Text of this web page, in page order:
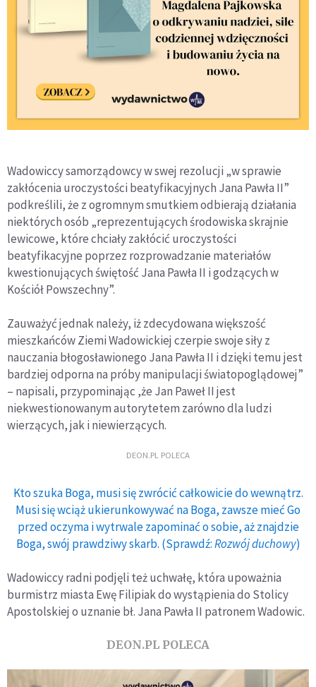
Wadowiccy samorządowcy w swej rezolucji „w sprawie
zakłócenia uroczystości beatyfikacyjnych Jana Pawła II”
podkreślili, że z ogromnym smutkiem odbierają działania
niektórych osób „reprezentujących środowiska skrajnie
lewicowe, które chciały zakłócić uroczystości
beatyfikacyjne poprzez rozprowadzanie materiałów
kwestionujących świętość Jana Pawła II i godzących w
Kościół Powszechny”.
Zauważyć jednak należy, iż zdecydowana większość
mieszkańców Ziemi Wadowickiej czerpie swoje siły z
nauczania błogosławionego Jana Pawła II i dzięki temu jest
bardziej odporna na próby manipulacji światopoglądowej”
– napisali, przypominając ,że Jan Paweł II jest
niekwestionowanym autorytetem zarówno dla ludzi
wierzących, jak i niewierzących.
DEON.PL POLECA
Kto szuka Boga, musi się zwrócić całkowicie do wewnątrz.
Musi się wciąż ukierunkowywać na Boga, zawsze mieć Go
przed oczyma i wytrwale zapominać o sobie, aż znajdzie
Boga, swój prawdziwy skarb. (Sprawdź:Rozwój duchowy)
Wadowiccy radni podjęli też uchwałę, która upoważnia
burmistrz miasta Ewę Filipiak do wystąpienia do Stolicy
Apostolskiej o uznanie bł. Jana Pawła II patronem Wadowic.
DEON.PL POLECA